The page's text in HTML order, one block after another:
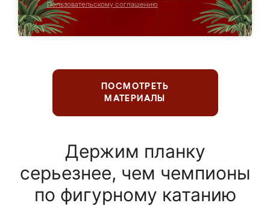
Пользовательскому соглашению
ПОСМОТРЕТЬ
МАТЕРИАЛЫ
Держим планку
серьезнее, чем чемпионы
по фигурному катанию